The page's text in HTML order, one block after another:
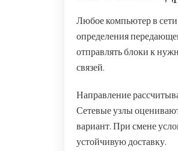
Любое компьютер в сети
определения
отправлять блоки к
связей.
Направление
Сетевые узлы
вариант. При смене
устойчивую доставку.